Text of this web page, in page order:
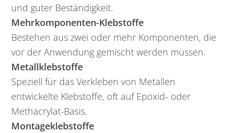
und guter Beständigkeit.
Mehrkomponenten-Klebstoffe
Bestehen aus zwei oder mehr Komponenten, die
vor der Anwendung gemischt werden müssen.
Metallklebstoffe
Speziell für das Verkleben von Metallen
entwickelte Klebstoffe, oft auf Epoxid- oder
Methacrylat-Basis.
Montageklebstoffe